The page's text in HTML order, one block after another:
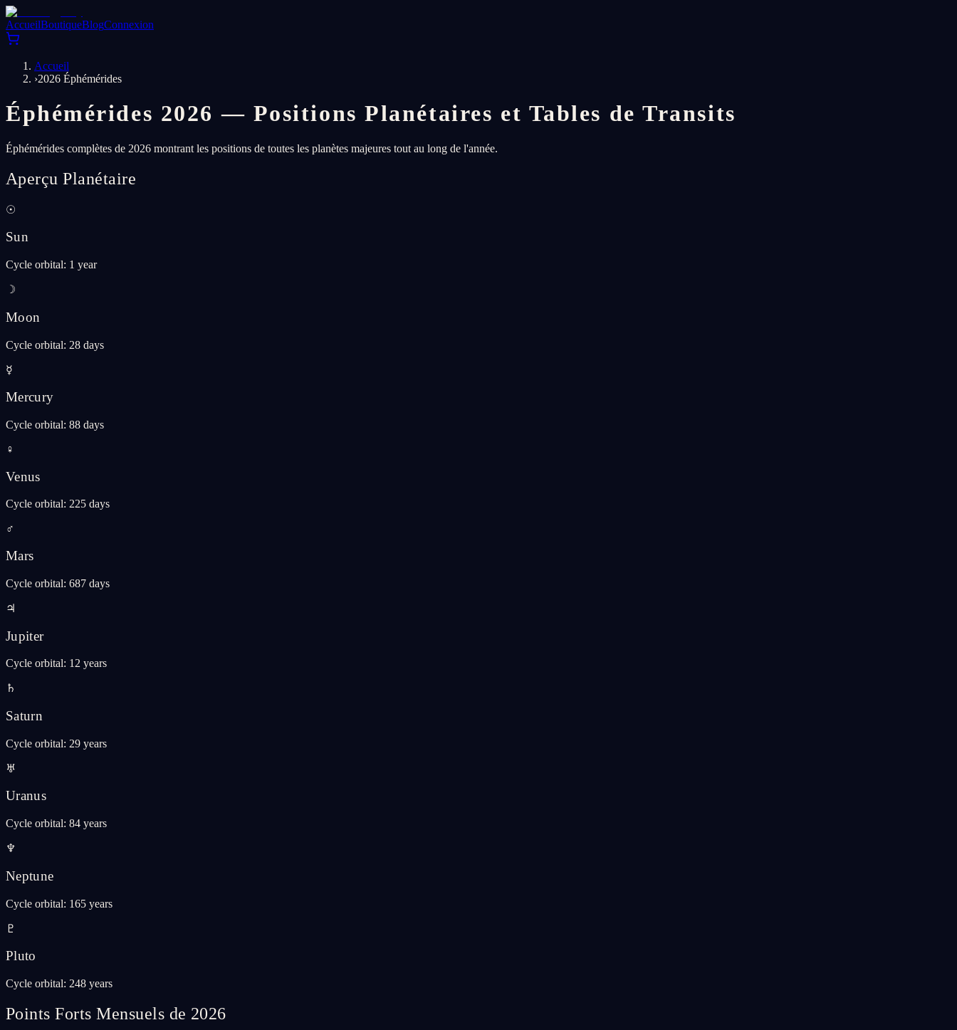
AccueilBoutiqueBlogConnexion
Accueil
›2026 Éphémérides
Éphémérides 2026 — Positions Planétaires et Tables de Transits
Éphémérides complètes de 2026 montrant les positions de toutes les planètes majeures tout au long de l'année.
Aperçu Planétaire
☉
Sun
Cycle orbital: 1 year
☽
Moon
Cycle orbital: 28 days
☿
Mercury
Cycle orbital: 88 days
♀
Venus
Cycle orbital: 225 days
♂
Mars
Cycle orbital: 687 days
♃
Jupiter
Cycle orbital: 12 years
♄
Saturn
Cycle orbital: 29 years
♅
Uranus
Cycle orbital: 84 years
♆
Neptune
Cycle orbital: 165 years
♇
Pluto
Cycle orbital: 248 years
Points Forts Mensuels de 2026